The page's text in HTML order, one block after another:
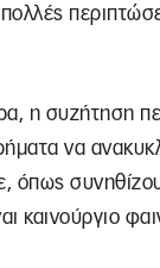
η συζήτηση
να
όπως
καινούργιο